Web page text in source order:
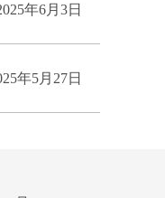
年6月3日
年5月27日